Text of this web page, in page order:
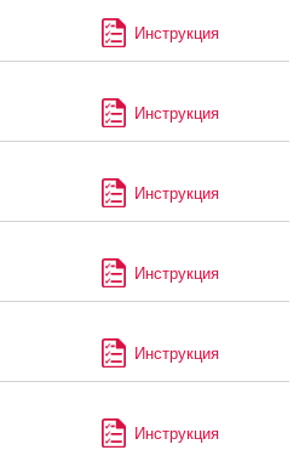
Инструкция
Инструкция
Инструкция
Инструкция
Инструкция
Инструкция